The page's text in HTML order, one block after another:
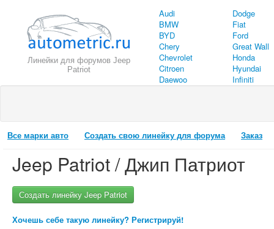
Линейки для форумов Jeep
Patriot
Audi
BMW
BYD
Chery
Chevrolet
Citroen
Daewoo
Dodge
Fiat
Ford
Great Wall
Honda
Hyundai
Infiniti
Все марки авто Создать свою линейку для форума Заказ
Jeep Patriot / Джип Патриот
Создать линейку Jeep Patriot
Хочешь себе такую линейку? Регистрируй!